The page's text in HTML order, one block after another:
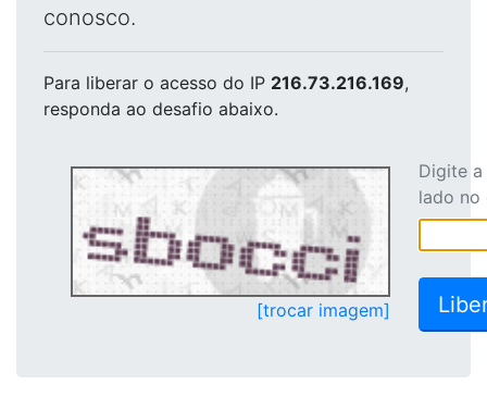
conosco.
Para liberar o acesso do IP 216.73.216.169,
responda ao desafio abaixo.
[trocar imagem]
Digite
lado no